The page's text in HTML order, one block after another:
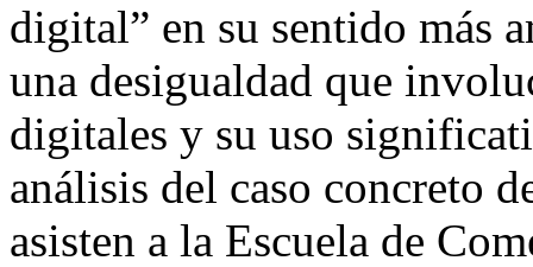
digital” en su sentido más
una desigualdad que
digitales y su uso
análisis del caso concreto
asisten a la Escuela de